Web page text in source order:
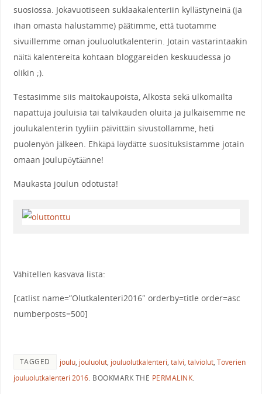
suosiossa. Jokavuotiseen suklaakalenteriin kyllästyneinä (ja
ihan omasta halustamme) päätimme, että tuotamme
sivuillemme oman jouluolutkalenterin. Jotain vastarintaakin
näitä kalentereita kohtaan bloggareiden keskuudessa jo
olikin ;).
Testasimme siis maitokaupoista, Alkosta sekä ulkomailta
napattuja jouluisia tai talvikauden oluita ja julkaisemme ne
joulukalenterin tyyliin päivittäin sivustollamme, heti
puolenyön jälkeen. Ehkäpä löydätte suosituksistamme jotain
omaan joulupöytäänne!
Maukasta joulun odotusta!
Vähitellen kasvava lista:
[catlist name=”Olutkalenteri2016″ orderby=title order=asc
numberposts=500]
TAGGED joulu, jouluolut, jouluolutkalenteri, talvi, talviolut, Toverien
jouluolutkalenteri 2016. BOOKMARK THE PERMALINK.